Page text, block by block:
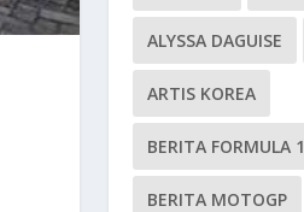
ALYSSA DAGUISE
ARTIS KOREA
BERITA FORMULA 1
BERITA MOTOGP